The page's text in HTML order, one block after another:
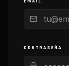
CONTRASEÑA